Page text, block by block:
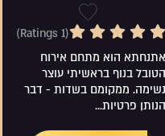
שמירה
(1 Ratings)
אתנחתא הוא מתחם אירוח
הטובל בנוף בראשיתי עוצר
נשימה. ממקומם בשדות - דבר
הנותן פרטיות...